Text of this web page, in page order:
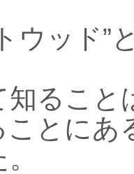
ウッド”
知ること
ことにあ